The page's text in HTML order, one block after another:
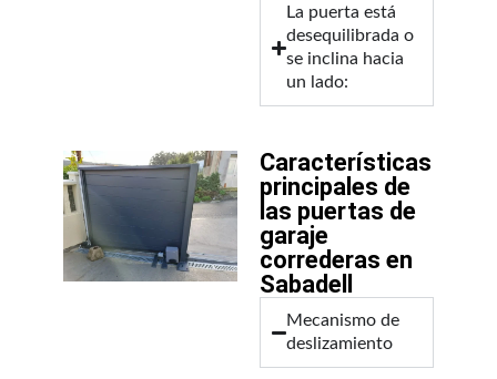
La puerta está
desequilibrada o
se inclina hacia
un lado:
Características
principales de
las puertas de
garaje
correderas en
Sabadell
Mecanismo de
deslizamiento